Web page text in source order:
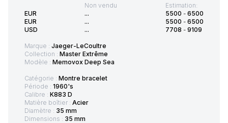
EUR
EUR
USD
Non vendu
...
...
...
Estimation:
5500 - 6500
5500 - 6500
7708 - 9109
Marque : Jaeger-LeCoultre
Collection : Master Extrême
Modèle : Memovox Deep Sea
Catégorie : Montre bracelet
Période : 1960's
Calibre : K883 D
Matière boîtier : Acier
Diamètre : 35 mm
Dimensions : 35 mm